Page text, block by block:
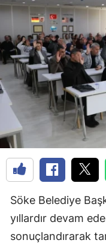
Söke Belediye
yıllardır devam
sonuçlandırarak